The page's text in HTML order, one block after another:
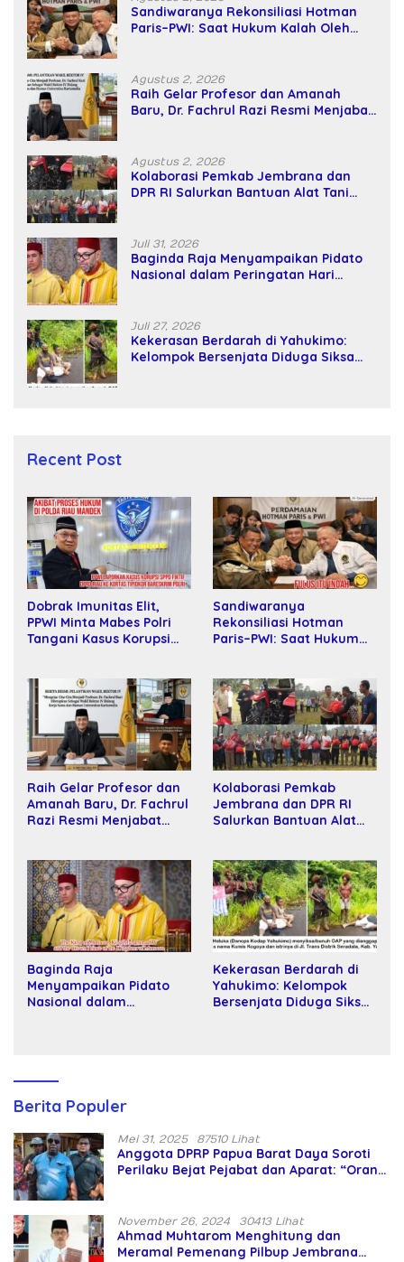
Sandiwaranya Rekonsiliasi Hotman
Paris–PWI: Saat Hukum Kalah Oleh
Agustus 2, 2026
Raih Gelar Profesor dan Amanah
Baru, Dr. Fachrul Razi Resmi Menjabat
Agustus 2, 2026
Kolaborasi Pemkab Jembrana dan
DPR RI Salurkan Bantuan Alat Tani
Juli 31, 2026
Baginda Raja Menyampaikan Pidato
Nasional dalam Peringatan Hari
Juli 27, 2026
Kekerasan Berdarah di Yahukimo:
Kelompok Bersenjata Diduga Siksa
Recent Post
Dobrak Imunitas Elit,
PPWI Minta Mabes Polri
Tangani Kasus Korupsi
Sandiwaranya
Rekonsiliasi Hotman
Paris–PWI: Saat Hukum
Raih Gelar Profesor dan
Amanah Baru, Dr. Fachrul
Razi Resmi Menjabat
Kolaborasi Pemkab
Jembrana dan DPR RI
Salurkan Bantuan Alat
Baginda Raja
Menyampaikan Pidato
Nasional dalam
Kekerasan Berdarah di
Yahukimo: Kelompok
Bersenjata Diduga Siksa
Berita Populer
Mei 31, 2025 87510 Lihat
Anggota DPRP Papua Barat Daya Soroti
Perilaku Bejat Pejabat dan Aparat: “Orang
November 26, 2024 30413 Lihat
Ahmad Muhtarom Menghitung dan
Meramal Pemenang Pilbup Jembrana